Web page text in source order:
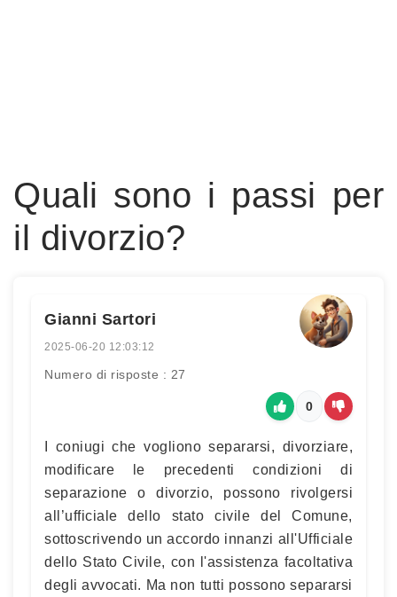
Quali sono i passi per
il divorzio?
Gianni Sartori
2025-06-20 12:03:12
Numero di risposte : 27
0
I coniugi che vogliono separarsi, divorziare,
modificare le precedenti condizioni di
separazione o divorzio, possono rivolgersi
all’ufficiale dello stato civile del Comune,
sottoscrivendo un accordo innanzi all'Ufficiale
dello Stato Civile, con l'assistenza facoltativa
degli avvocati. Ma non tutti possono separarsi